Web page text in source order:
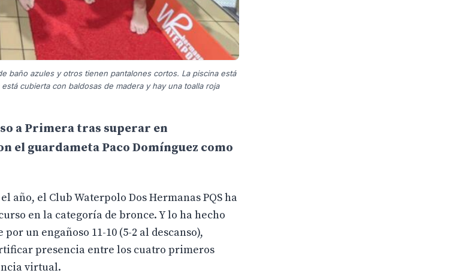
baño azules y otros tienen pantalones cortos. La piscina está
cubierta con baldosas de madera y hay una toalla roja
a Primera tras superar en
el guardameta Paco Domínguez como
el Club Waterpolo Dos Hermanas PQS ha
en la categoría de bronce. Y lo ha hecho
un engañoso 11-10 (5-2 al descanso),
presencia entre los cuatro primeros
virtual.